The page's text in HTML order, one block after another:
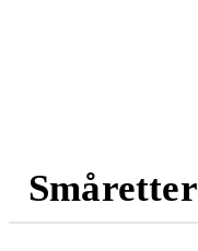
Småretter